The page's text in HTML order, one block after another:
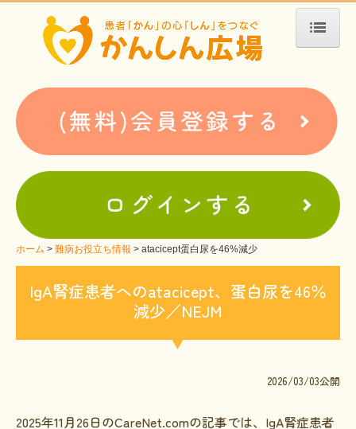
ホーム
患者会・支援団体紹介
疾患別検索
疾患分類検索
支援中ホームページ一例
WEBメディアに関するコラム
ホーム 難病お役立ち情報 atacicept蛋白尿を46%減少
IgA腎症患者へのatacicept、蛋白尿を46％
減少／NEJM
2026/03/03公開
2025年11月26日のCareNet.comの記事では、IgA腎症患者